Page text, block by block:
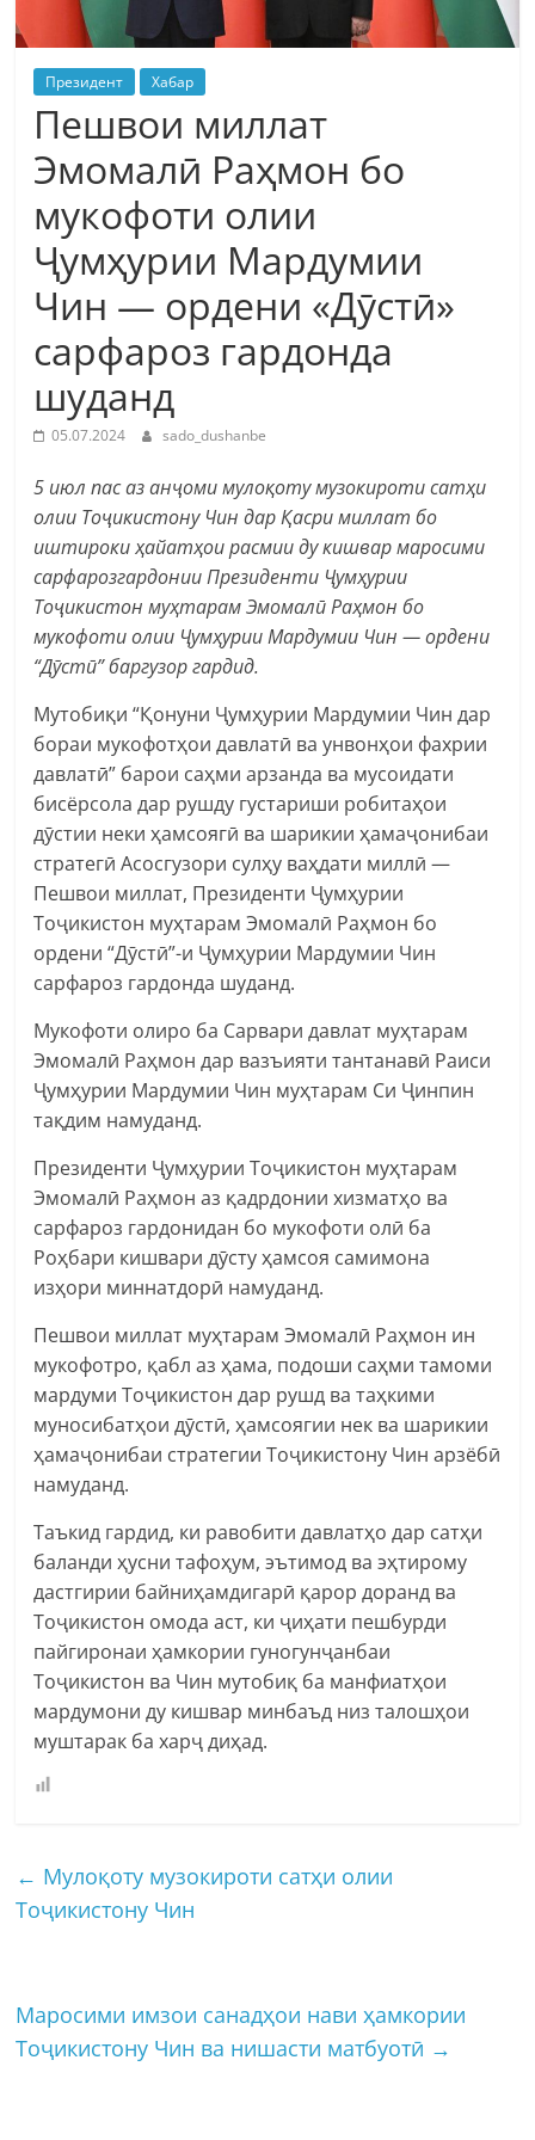
Президент Хабар
Пешвои миллат
Эмомалӣ Раҳмон бо
мукофоти олии
Ҷумҳурии Мардумии
Чин — ордени «Дӯстӣ»
сарфароз гардонда
шуданд
05.07.2024 sado_dushanbe
5 июл пас аз анҷоми мулоқоту музокироти сатҳи
олии Тоҷикистону Чин дар Қасри миллат бо
иштироки ҳайатҳои расмии ду кишвар маросими
сарфарозгардонии Президенти Ҷумҳурии
Тоҷикистон муҳтарам Эмомалӣ Раҳмон бо
мукофоти олии Ҷумҳурии Мардумии Чин — ордени
“Дӯстӣ” баргузор гардид.
Мутобиқи “Қонуни Ҷумҳурии Мардумии Чин дар
бораи мукофотҳои давлатӣ ва унвонҳои фахрии
давлатӣ” барои саҳми арзанда ва мусоидати
бисёрсола дар рушду густариши робитаҳои
дӯстии неки ҳамсоягӣ ва шарикии ҳамаҷонибаи
стратегӣ Асосгузори сулҳу ваҳдати миллӣ —
Пешвои миллат, Президенти Ҷумҳурии
Тоҷикистон муҳтарам Эмомалӣ Раҳмон бо
ордени “Дӯстӣ”-и Ҷумҳурии Мардумии Чин
сарфароз гардонда шуданд.
Мукофоти олиро ба Сарвари давлат муҳтарам
Эмомалӣ Раҳмон дар вазъияти тантанавӣ Раиси
Ҷумҳурии Мардумии Чин муҳтарам Си Ҷинпин
тақдим намуданд.
Президенти Ҷумҳурии Тоҷикистон муҳтарам
Эмомалӣ Раҳмон аз қадрдонии хизматҳо ва
сарфароз гардонидан бо мукофоти олӣ ба
Роҳбари кишвари дӯсту ҳамсоя самимона
изҳори миннатдорӣ намуданд.
Пешвои миллат муҳтарам Эмомалӣ Раҳмон ин
мукофотро, қабл аз ҳама, подоши саҳми тамоми
мардуми Тоҷикистон дар рушд ва таҳкими
муносибатҳои дӯстӣ, ҳамсоягии нек ва шарикии
ҳамаҷонибаи стратегии Тоҷикистону Чин арзёбӣ
намуданд.
Таъкид гардид, ки равобити давлатҳо дар сатҳи
баланди ҳусни тафоҳум, эътимод ва эҳтирому
дастгирии байниҳамдигарӣ қарор доранд ва
Тоҷикистон омода аст, ки ҷиҳати пешбурди
пайгиронаи ҳамкории гуногунҷанбаи
Тоҷикистон ва Чин мутобиқ ба манфиатҳои
мардумони ду кишвар минбаъд низ талошҳои
муштарак ба харҷ диҳад.
← Мулоқоту музокироти сатҳи олии
Тоҷикистону Чин
Маросими имзои санадҳои нави ҳамкории
Тоҷикистону Чин ва нишасти матбуотӣ →